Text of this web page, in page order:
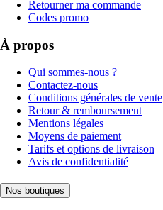
Retourner ma commande
Codes promo
À propos
Qui sommes-nous ?
Contactez-nous
Conditions générales de vente
Retour & remboursement
Mentions légales
Moyens de paiement
Tarifs et options de livraison
Avis de confidentialité
Nos boutiques